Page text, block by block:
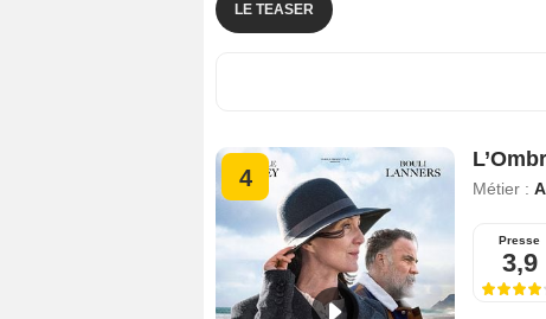
LE TEASER
4 Métier :
Presse
3,9